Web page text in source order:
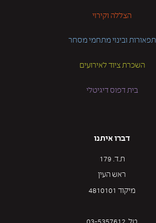
הצללה וקירוי
תפאורות ובינוי מתחמי מסחר
השכרת ציוד לאירועים
בית דפוס דיגיטלי
דברו איתנו
ת.ד. 179
ראש העין
מיקוד 4810101